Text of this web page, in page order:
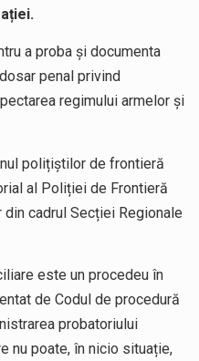
a proba și documenta
penal privind
regimului armelor și
polițiștilor de frontieră
al Poliției de Frontieră
cadrul Secției Regionale
este un procedeu în
de Codul de procedură
probatoriului
nu poate, în nicio situație,